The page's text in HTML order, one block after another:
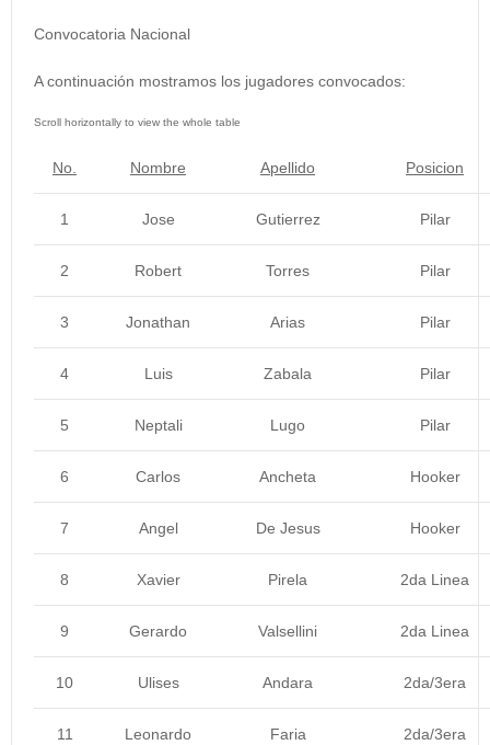
Convocatoria Nacional
A continuación mostramos los jugadores convocados:
No. Nombre Apellido Posicion
1 Jose Gutierrez Pilar
2 Robert Torres Pilar
3 Jonathan Arias Pilar
4 Luis Zabala Pilar
5 Neptali Lugo Pilar
6 Carlos Ancheta Hooker
7 Angel De Jesus Hooker
8 Xavier Pirela 2da Linea
9 Gerardo Valsellini 2da Linea
10 Ulises Andara 2da/3era
11 Leonardo Faria 2da/3era